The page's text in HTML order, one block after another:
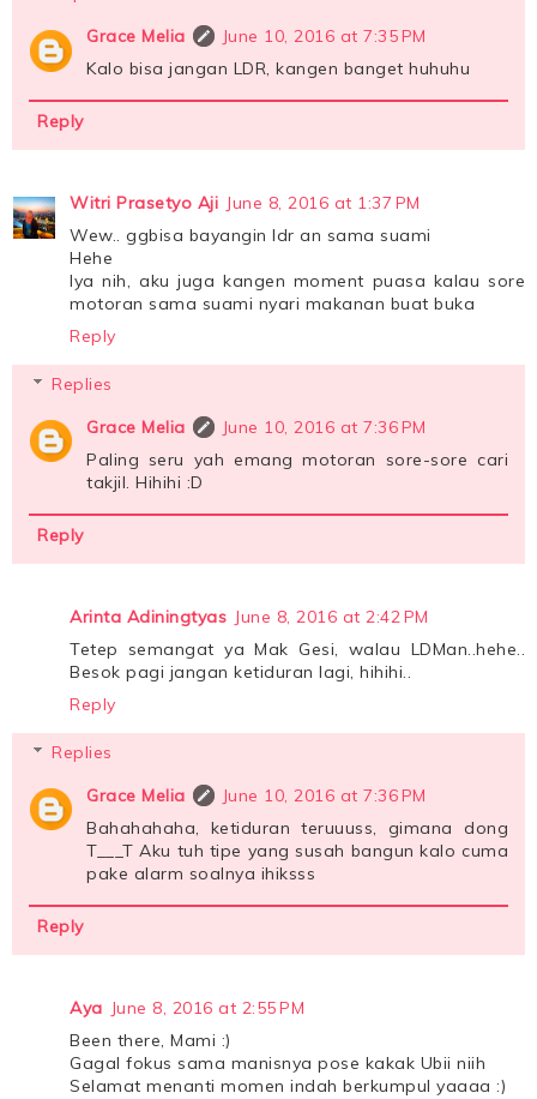
Grace Melia
June 10, 2016 at 7:35 PM
Kalo bisa jangan LDR, kangen banget huhuhu
Reply
Witri Prasetyo Aji June 8, 2016 at 1:37 PM
Wew.. ggbisa bayangin ldr an sama suami
Hehe
Iya nih, aku juga kangen moment puasa kalau sore
motoran sama suami nyari makanan buat buka
Reply
Replies
Grace Melia
June 10, 2016 at 7:36 PM
Paling seru yah emang motoran sore-sore cari
takjil. Hihihi :D
Reply
Arinta Adiningtyas June 8, 2016 at 2:42 PM
Tetep semangat ya Mak Gesi, walau LDMan..hehe..
Besok pagi jangan ketiduran lagi, hihihi..
Reply
Replies
Grace Melia
June 10, 2016 at 7:36 PM
Bahahahaha, ketiduran teruuuss, gimana dong
T___T Aku tuh tipe yang susah bangun kalo cuma
pake alarm soalnya ihiksss
Reply
Aya June 8, 2016 at 2:55 PM
Been there, Mami :)
Gagal fokus sama manisnya pose kakak Ubii niih
Selamat menanti momen indah berkumpul yaaaa :)